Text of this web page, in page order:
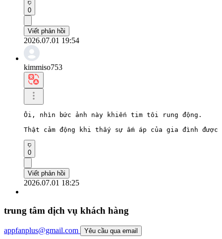
0
Viết phản hồi
2026.07.01 19:54
kimmiso753
Ôi, nhìn bức ảnh này khiến tim tôi rung động.
Thật cảm động khi thấy sự ấm áp của gia đình
0
Viết phản hồi
2026.07.01 18:25
trung tâm dịch vụ khách hàng
appfanplus@gmail.com Yêu cầu qua email